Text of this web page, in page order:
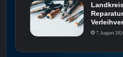
7. August